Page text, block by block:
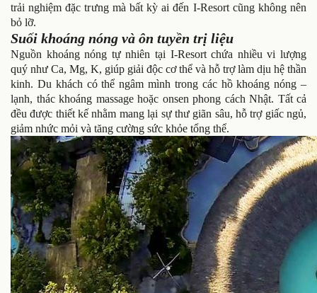
trải nghiệm đặc trưng mà bất kỳ ai đến I-Resort cũng không nên
bỏ lỡ.
Suối khoáng nóng và ôn tuyền trị liệu
Nguồn khoáng nóng tự nhiên tại I-Resort chứa nhiều vi lượng
quý như Ca, Mg, K, giúp giải độc cơ thể và hỗ trợ làm dịu hệ thần
kinh. Du khách có thể ngâm mình trong các hồ khoáng nóng –
lạnh, thác khoáng massage hoặc onsen phong cách Nhật. Tất cả
đều được thiết kế nhằm mang lại sự thư giãn sâu, hỗ trợ giấc ngủ,
giảm nhức mỏi và tăng cường sức khỏe tổng thể.